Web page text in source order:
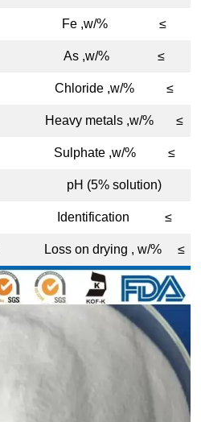
Fe ,w/% ≤
As ,w/% ≤
Chloride ,w/% ≤
Heavy metals ,w/% ≤
Sulphate ,w/% ≤
pH (5% solution)
Identification ≤
Loss on drying , w/% ≤